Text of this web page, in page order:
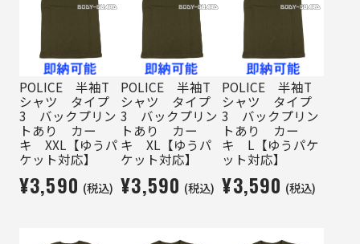
POLICE 半袖T
シャツ タイプ
3 バックプリン
トあり カー
キ XXL【ゆうパ
ケット対応】
¥3,590 (税込)
POLICE 半袖T
シャツ タイプ
3 バックプリン
トあり カー
キ XL【ゆうパ
ケット対応】
¥3,590 (税込)
POLICE 半袖T
シャツ タイプ
3 バックプリン
トあり カー
キ L【ゆうパケ
ット対応】
¥3,590 (税込)